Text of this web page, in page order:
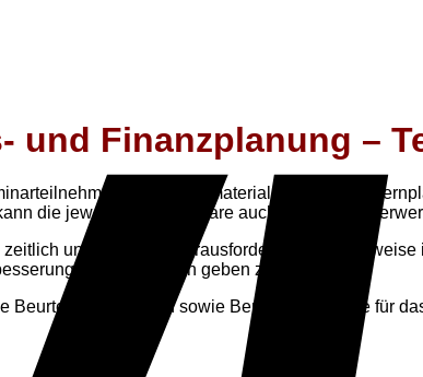
und Finanzplanung –
das Begleitmaterial über unsere
die jeweiligen Exemplare auch hier käuflich
und fachliche Herausforderung. Die
von Planungen geben zu können.
Beurteilungskriterien sowie Beratungsansätze für